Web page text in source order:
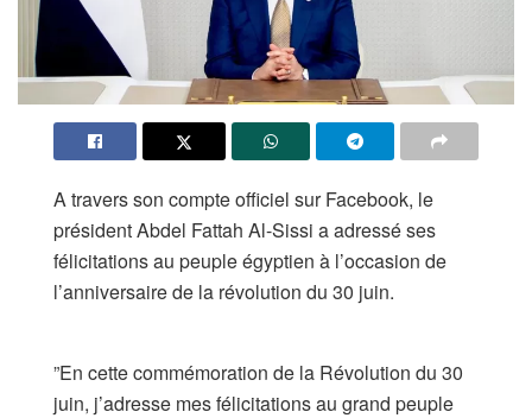
A travers son compte officiel sur Facebook, le
président Abdel Fattah Al-Sissi a adressé ses
félicitations au peuple égyptien à l’occasion de
l’anniversaire de la révolution du 30 juin.
​”En cette commémoration de la Révolution du 30
juin, j’adresse mes félicitations au grand peuple